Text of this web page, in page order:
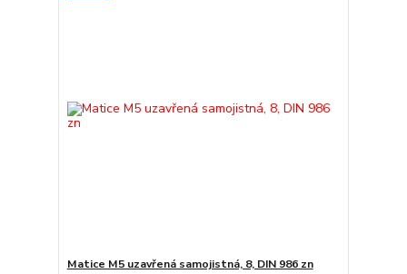
Matice M5 uzavřená samojistná, 8, DIN 986 zn